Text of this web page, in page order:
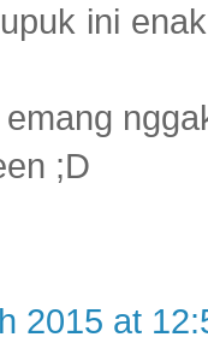
ini
;D
2015 at